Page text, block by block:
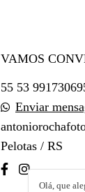
VAMOS
55 53
Enviar
Pelotas / RS
Olá, que